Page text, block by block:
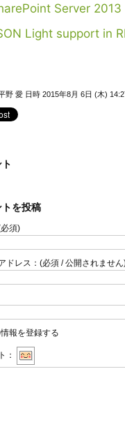
Server 2013
Light support in
野 愛 日時 2015年8月 6日 (木)
トを投稿
須)
ドレス： (必須 / 公開されません
報を登録する
：